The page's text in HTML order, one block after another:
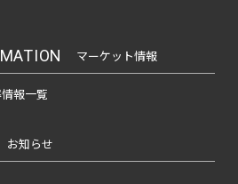
マーケット情報
報一覧
お知らせ